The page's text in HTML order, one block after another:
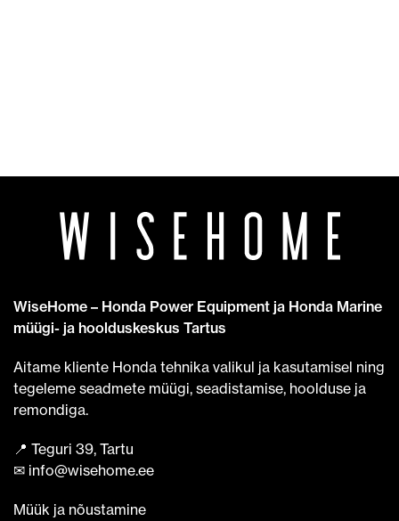
WiseHome – Honda Power Equipment ja Honda Marine
müügi- ja hoolduskeskus Tartus
Aitame kliente Honda tehnika valikul ja kasutamisel ning
tegeleme seadmete müügi, seadistamise, hoolduse ja
remondiga.
📍 Teguri 39, Tartu
✉ info@wisehome.ee
Müük ja nõustamine